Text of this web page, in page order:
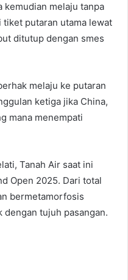
kemudian melaju tanpa
putaran utama lewat
ditutup dengan smes
melaju ke putaran
ketiga jika China,
mana menempati
Tanah Air saat ini
Open 2025. Dari total
bermetamorfosis
dengan tujuh pasangan.